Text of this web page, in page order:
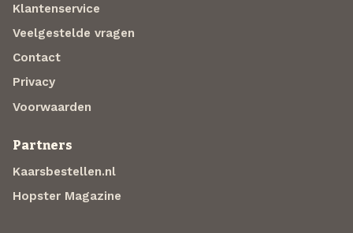
Klantenservice
Veelgestelde vragen
Contact
Privacy
Voorwaarden
Partners
Kaarsbestellen.nl
Hopster Magazine